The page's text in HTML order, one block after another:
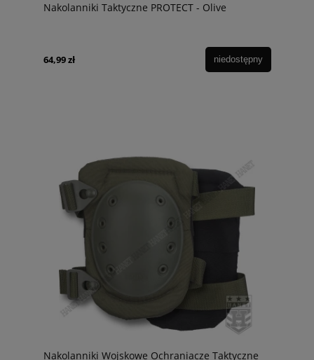
Nakolanniki Taktyczne PROTECT - Olive
64,99 zł niedostępny
Nakolanniki Wojskowe Ochraniacze Taktyczne